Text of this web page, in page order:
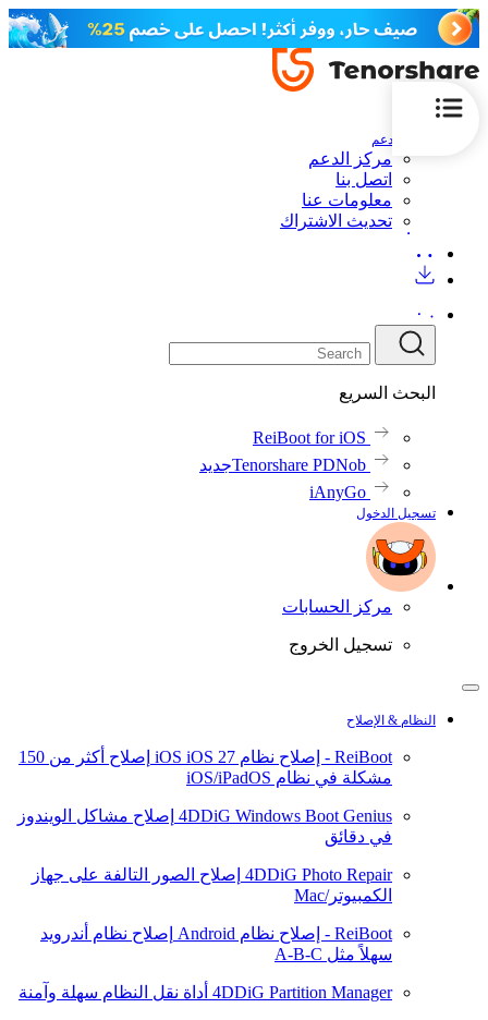
الدعم
مركز الدعم
اتصل بنا
معلومات عنا
تحديث الاشتراك
البحث السريع
ReiBoot for iOS
Tenorshare PDNobجديد
iAnyGo
تسجيل الدخول
مركز الحسابات
تسجيل الخروج
النظام & الإصلاح
ReiBoot - إصلاح نظام iOS iOS 27
إصلاح أكثر من 150
مشكلة في نظام iOS/iPadOS
4DDiG Windows Boot Genius إصلاح مشاكل الويندوز
في دقائق
4DDiG Photo Repair إصلاح الصور التالفة على جهاز
الكمبيوتر/Mac
ReiBoot - إصلاح نظام Android
إصلاح نظام أندرويد
سهلاً مثل A-B-C
4DDiG Partition Manager أداة نقل النظام سهلة وآمنة